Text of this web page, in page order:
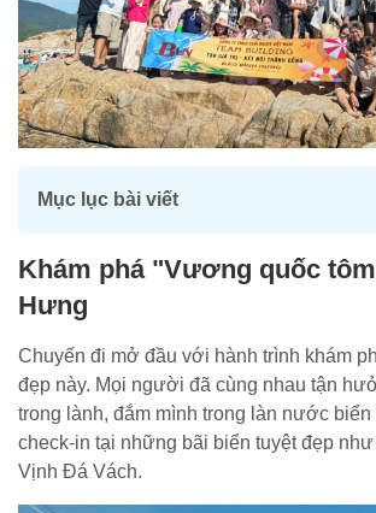
Mục lục bài viết
Khám phá "Vương quốc
Hưng
Chuyến đi mở đầu với hành trình khám
đẹp này. Mọi người đã cùng nhau tận
trong lành, đắm mình trong làn nước biển
check-in tại những bãi biển tuyệt đẹp
Vịnh Đá Vách.